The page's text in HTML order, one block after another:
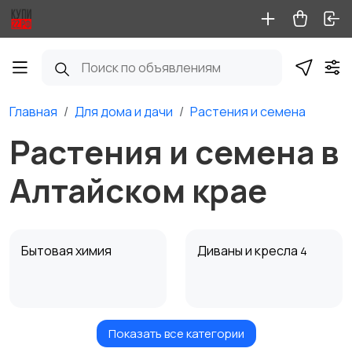
Главная Для дома и дачи Растения и семена
Растения и семена в
Алтайском крае
Бытовая химия Диваны и кресла 4
Кровати и матрасы1 Кухонные гарнитуры
Показать все категории